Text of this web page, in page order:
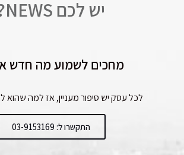
יש לכם NEWS?
מחכים לשמוע מה חדש
לכל עסק יש סיפור מעניין, אז למה שהוא
התקשרו ל: 03-9153169